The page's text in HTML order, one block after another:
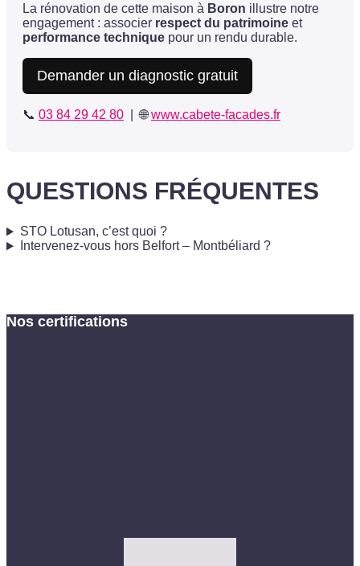
La rénovation de cette maison à Boron illustre notre
engagement : associer respect du patrimoine et
performance technique pour un rendu durable.
Demander un diagnostic gratuit
📞 03 84 29 42 80 | 🌐www.cabete-facades.fr
QUESTIONS FRÉQUENTES
STO Lotusan, c’est quoi ?
Intervenez-vous hors Belfort – Montbéliard ?
Nos certifications